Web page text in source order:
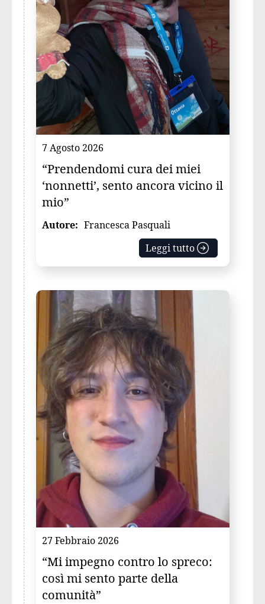
7 Agosto 2026
“Prendendomi cura dei miei
‘nonnetti’, sento ancora vicino il
mio”
Autore: Francesca Pasquali
Leggi tutto
27 Febbraio 2026
“Mi impegno contro lo spreco:
così mi sento parte della
comunità”